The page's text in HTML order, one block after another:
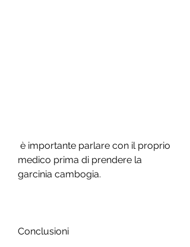
medico prima di prendere la
garcinia cambogia.
Conclusioni